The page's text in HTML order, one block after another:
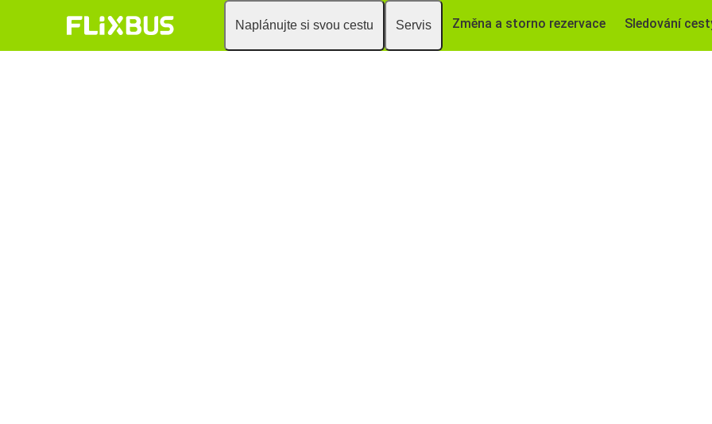
Naplánujte si svou cestu Servis Změna a storno rezervace Sledování